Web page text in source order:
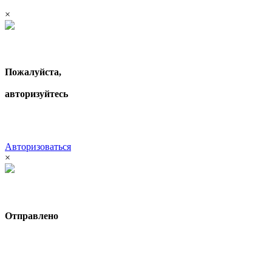
×
Пожалуйста,
авторизуйтесь
Авторизоваться
×
Отправлено